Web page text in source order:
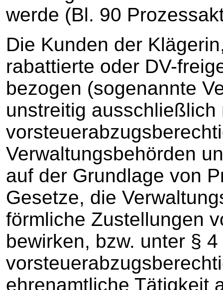
werde (Bl. 90
Die Kunden der
rabattierte oder DV-
bezogen (sogenannte
unstreitig ausschließlich
Verwaltungsbehörden
auf der Grundlage von
Gesetze, die
förmliche Zustellungen
bewirken, bzw. unter §
ehrenamtliche Tätigkeit